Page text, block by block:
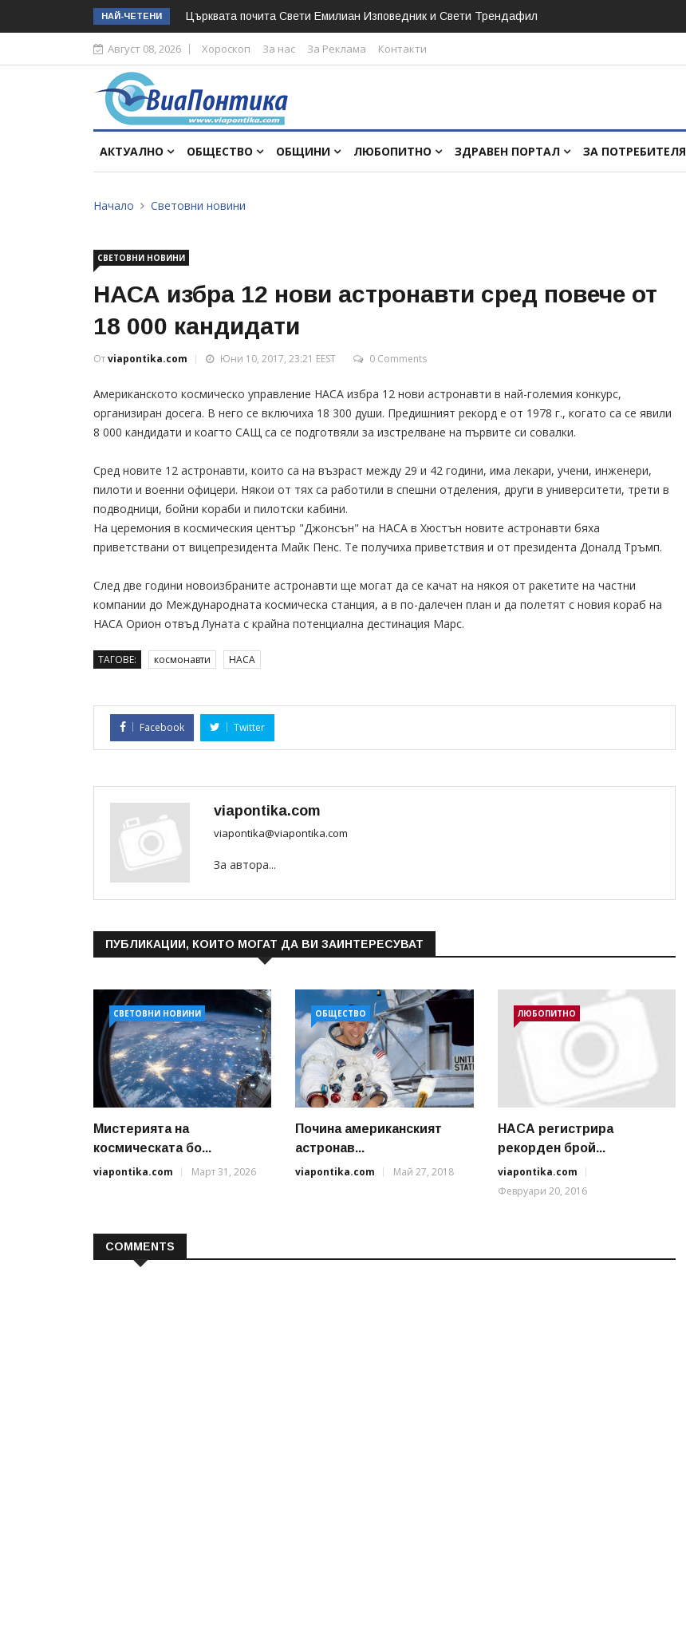
НАЙ-ЧЕТЕНИ Църквата почита Свeти Емилиан Изповедник и Свети Трендафил
Август 08, 2026 Хороскоп За нас За Реклама Контакти
АКТУАЛНО ОБЩЕСТВО ОБЩИНИ ЛЮБОПИТНО ЗДРАВЕН ПОРТАЛ ЗА ПОТРЕБИТЕЛЯ
Начало Световни новини
СВЕТОВНИ НОВИНИ
НАСА избра 12 нови астронавти сред повече от
18 000 кандидати
Отviapontika.com Юни 10, 2017, 23:21 EEST 0 Comments
Американското космическо управление НАСА избра 12 нови астронавти в най-големия конкурс,
организиран досега. В него се включиха 18 300 души. Предишният рекорд е от 1978 г., когато са се явили
8 000 кандидати и коагто САЩ са се подготвяли за изстрелване на първите си совалки.
Сред новите 12 астронавти, които са на възраст между 29 и 42 години, има лекари, учени, инженери,
пилоти и военни офицери. Някои от тях са работили в спешни отделения, други в университети, трети в
подводници, бойни кораби и пилотски кабини.
На церемония в космическия център "Джонсън" на НАСА в Хюстън новите астронавти бяха
приветствани от вицепрезидента Майк Пенс. Те получиха приветствия и от президента Доналд Тръмп.
След две години новоизбраните астронавти ще могат да се качат на някоя от ракетите на частни
компании до Международната космическа станция, а в по-далечен план и да полетят с новия кораб на
НАСА Орион отвъд Луната с крайна потенциална дестинация Марс.
ТАГОВЕ: космонавти НАСА
Facebook Twitter
viapontika.com
viapontika@viapontika.com
За автора...
ПУБЛИКАЦИИ, КОИТО МОГАТ ДА ВИ ЗАИНТЕРЕСУВАТ
СВЕТОВНИ НОВИНИ
Мистерията на
космическата бо...
viapontika.com
Март 31, 2026
ОБЩЕСТВО
Почина американският
астронав...
viapontika.com
Май 27, 2018
ЛЮБОПИТНО
НАСА регистрира
рекорден брой...
viapontika.com
Февруари 20, 2016
COMMENTS